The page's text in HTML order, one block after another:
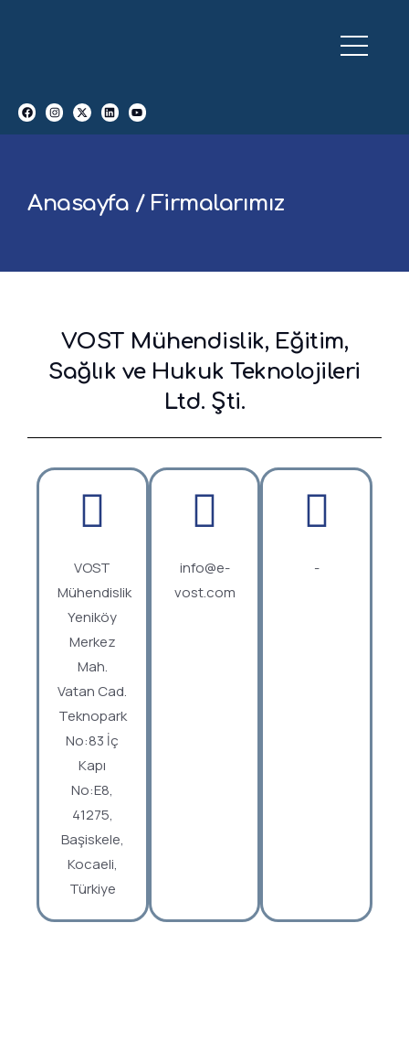
Anasayfa / Firmalarımız
VOST Mühendislik, Eğitim,
Sağlık ve Hukuk Teknolojileri
Ltd. Şti.
VOST
Mühendislik
Yeniköy
Merkez
Mah.
Vatan Cad.
Teknopark
No:83 İç
Kapı
No:E8,
41275,
Başiskele,
Kocaeli,
Türkiye
info@e-
vost.com
-